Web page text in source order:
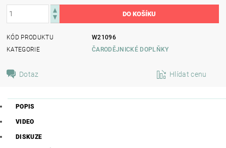
KÓD PRODUKTU
W21096
KATEGORIE
ČARODĚJNICKÉ DOPLŇKY
Dotaz Hlídat cenu
POPIS
VIDEO
DISKUZE